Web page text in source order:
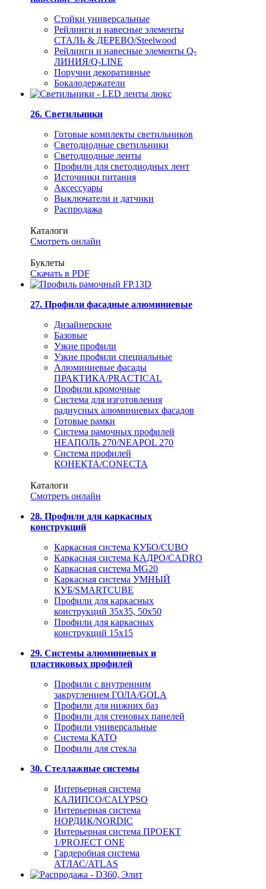
Стойки универсальные
Рейлинги и навесные элементы
СТАЛЬ & ДЕРЕВО/Steelwood
Рейлинги и навесные элементы Q-
ЛИНИЯ/Q-LINE
Поручни декоративные
Бокалодержатели
26. Светильники
Готовые комплекты светильников
Светодиодные светильники
Светодиодные ленты
Профили для светодиодных лент
Источники питания
Аксессуары
Выключатели и датчики
Распродажа
Каталоги
Смотреть онлайн
Буклеты
Скачать в PDF
27. Профили фасадные алюминиевые
Дизайнерские
Базовые
Узкие профили
Узкие профили специальные
Алюминиевые фасады
ПРАКТИКА/PRACTICAL
Профили кромочные
Система для изготовления
радиусных алюминиевых фасадов
Готовые рамки
Система рамочных профилей
НЕАПОЛЬ 270/NEAPOL 270
Система профилей
КОНЕКТА/CONECTA
Каталоги
Смотреть онлайн
28. Профили для каркасных
конструкций
Каркасная система КУБО/CUBO
Каркасная система КАДРО/CADRO
Каркасная система MG20
Каркасная система УМНЫЙ
КУБ/SMARTCUBE
Профили для каркасных
конструкций 35x35, 50x50
Профили для каркасных
конструкций 15х15
29. Системы алюминиевых и
пластиковых профилей
Профили с внутренним
закруглением ГОЛА/GOLA
Профили для нижних баз
Профили для стеновых панелей
Профили универсальные
Система КАТО
Профили для стекла
30. Стеллажные системы
Интерьерная система
КАЛИПСО/CALYPSO
Интерьерная система
НОРДИК/NORDIC
Интерьерная система ПРОЕКТ
1/PROJECT ONE
Гардеробная система
АТЛАС/ATLAS